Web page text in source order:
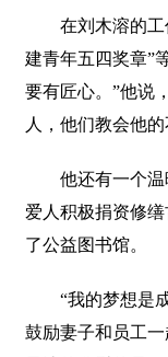
在刘木溶的
建青年五四奖章”
要有匠心。”他说
人，他们教会他
他还有一个
爱人积极捐资修
了公益图书馆。
“我的梦想是
鼓励妻子和员工